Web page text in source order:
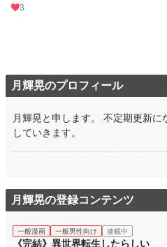
3
月輝晃のプロフィール
月輝晃と申します。 不定期更新
していきます。
月輝晃の登録コンテンツ
一般漫画 一般男性向け 連載中
《完結》異世界転生したらしい